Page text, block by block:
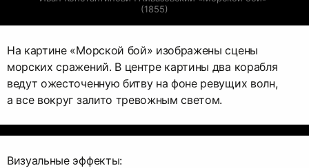
(1855)
На картине «Морской бой» изображены сцены
морских сражений. В центре картины два корабля
ведут ожесточенную битву на фоне ревущих волн,
а все вокруг залито тревожным светом.
Визуальные эффекты: